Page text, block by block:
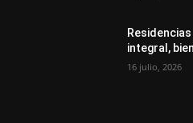
integral,
16 julio, 2026